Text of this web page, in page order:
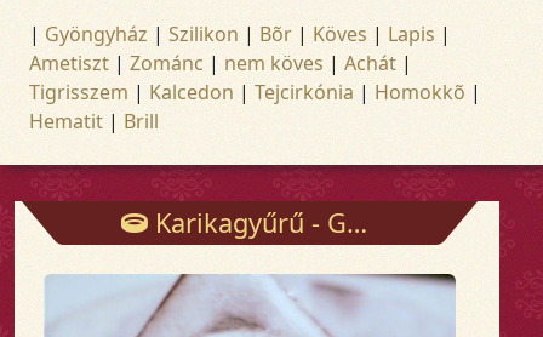
| Gyöngyház | Szilikon | Bõr | Köves | Lapis |
Ametiszt | Zománc | nem köves | Achát |
Tigrisszem | Kalcedon | Tejcirkónia | Homokkõ |
Hematit | Brill
Karikagyűrű - Gyűrűk - Arany és ezüst ékszerek